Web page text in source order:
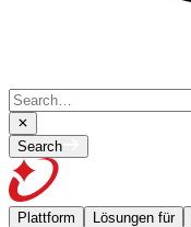
Search
Plattform Lösungen für